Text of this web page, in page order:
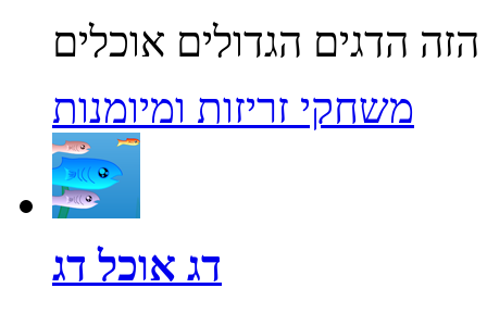
משחקי זריזות ומיומנות
דג אוכל דג